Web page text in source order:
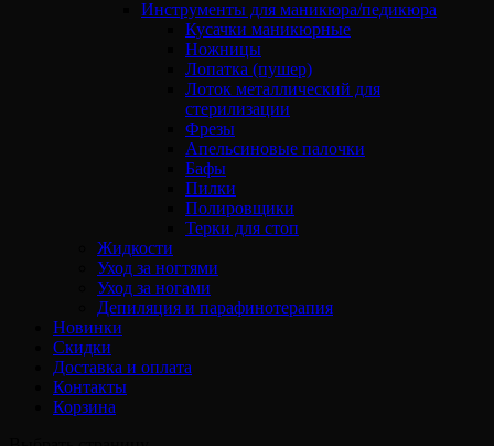
Инструменты для маникюра/педикюра
Кусачки маникюрные
Ножницы
Лопатка (пушер)
Лоток металлический для
стерилизации
Фрезы
Апельсиновые палочки
Бафы
Пилки
Полировщики
Терки для стоп
Жидкости
Уход за ногтями
Уход за ногами
Депиляция и парафинотерапия
Новинки
Скидки
Доставка и оплата
Контакты
Корзина